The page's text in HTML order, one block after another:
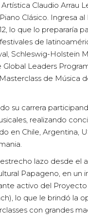
Claudio Arrau
Clásico. Ingresa
lo que lo prepararía
de
Schleswig-Holstein
Leaders
de Música
su carrera
realizando
en Chile, Argentina,
lazo desde el
Papageno, en un
activo del Proyecto
lo que le brindó la
con grandes